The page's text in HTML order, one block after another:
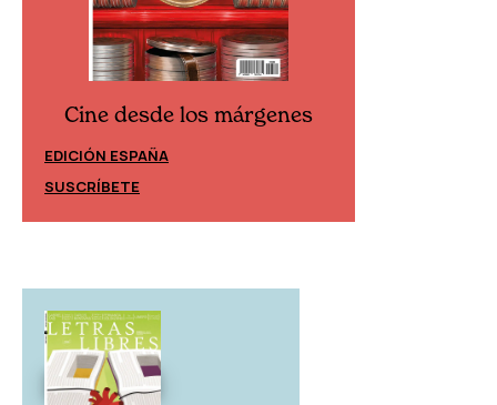
Cine desde los márgenes
EDICIÓN ESPAÑA
SUSCRÍBETE